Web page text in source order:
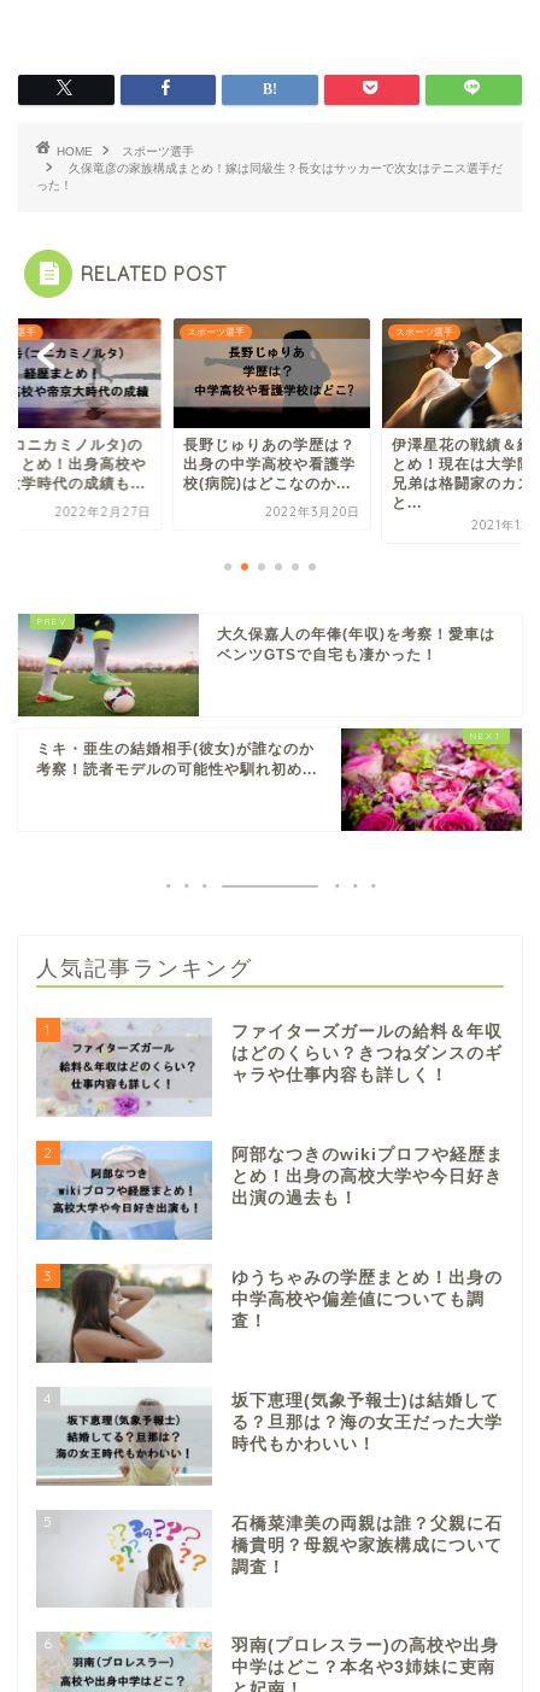
HOME
スポーツ選手
久保竜彦の家族構成まとめ！嫁は同級生？長女はサッカーで次女はテニス選手だ
った！
RELATED POST
スポーツ選手
長野じゅりあの学歴は？
出身の中学高校や看護学
校(病院)はどこなのか...
2022年3月20日
スポーツ選手
伊澤星花の戦績＆経歴ま
とめ！現在は大学院生？
兄弟は格闘家のカズト
と...
スポーツ選手
杉本幸祐の
学は？wiki
歴について
大久保嘉人の年俸(年収)を考察！愛車は
ベンツGTSで自宅も凄かった！
ミキ・亜生の結婚相手(彼女)が誰なのか
考察！読者モデルの可能性や馴れ初め...
人気記事ランキング
1
ファイターズガールの給料＆年収
はどのくらい？きつねダンスのギ
ャラや仕事内容も詳しく！
2
阿部なつきのwikiプロフや経歴ま
とめ！出身の高校大学や今日好き
出演の過去も！
3
ゆうちゃみの学歴まとめ！出身の
中学高校や偏差値についても調
査！
4
坂下恵理(気象予報士)は結婚して
る？旦那は？海の女王だった大学
時代もかわいい！
5
石橋菜津美の両親は誰？父親に石
橋貴明？母親や家族構成について
調査！
6
羽南(プロレスラー)の高校や出身
中学はどこ？本名や3姉妹に吏南
と妃南！